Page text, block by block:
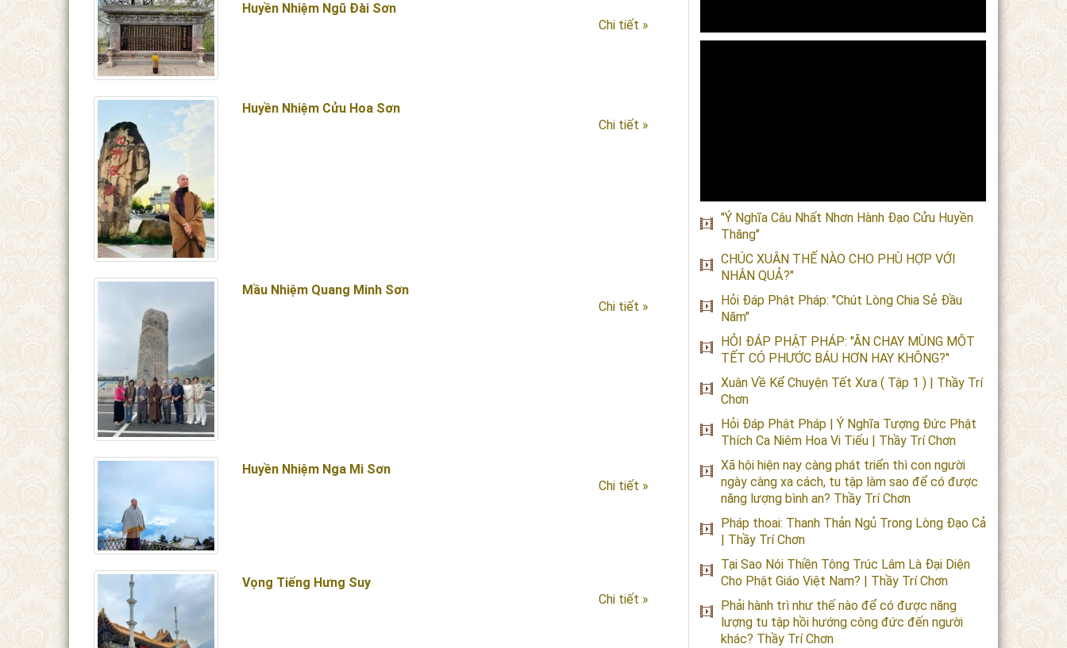
Huyền Nhiệm Ngũ Đài Sơn
Chi tiết »
Huyền Nhiệm Cửu Hoa Sơn
Chi tiết »
Mầu Nhiệm Quang Minh Sơn
Chi tiết »
Huyền Nhiệm Nga Mi Sơn
Chi tiết »
Vọng Tiếng Hưng Suy
Chi tiết »
"Ý Nghĩa Câu Nhất Nhơn Hành Đạo Cửu Huyền
Thăng"
CHÚC XUÂN THẾ NÀO CHO PHÙ HỢP VỚI
NHÂN QUẢ?"
Hỏi Đáp Phật Pháp: "Chút Lòng Chia Sẻ Đầu
Năm"
HỎI ĐÁP PHẬT PHÁP: "ĂN CHAY MÙNG MỘT
TẾT CÓ PHƯỚC BÁU HƠN HAY KHÔNG?"
Xuân Về Kể Chuyện Tết Xưa ( Tập 1 ) | Thầy Trí
Chơn
Hỏi Đáp Phật Pháp | Ý Nghĩa Tượng Đức Phật
Thích Ca Niêm Hoa Vi Tiếu | Thầy Trí Chơn
Xã hội hiện nay càng phát triển thì con người
ngày càng xa cách, tu tập làm sao để có được
năng lượng bình an? Thầy Trí Chơn
Pháp thoai: Thanh Thản Ngủ Trong Lòng Đạo Cả
| Thầy Trí Chơn
Tại Sao Nói Thiền Tông Trúc Lâm Là Đại Diện
Cho Phật Giáo Việt Nam? | Thầy Trí Chơn
Phải hành trì như thế nào để có được năng
lượng tu tập hồi hướng công đức đến người
khác? Thầy Trí Chơn